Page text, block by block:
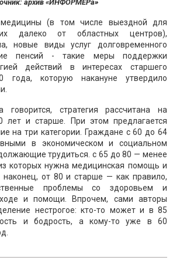
архив «ИНФОРМЕРа»
медицины (в том числе выездной для
далеко от областных центров),
новые виды услуг долговременного
пенсий - такие меры поддержки
действий в интересах старшего
года, которую накануне утвердило
говорится, стратегия рассчитана на
и старше. При этом предлагается
на три категории. Граждане с 60 до 64
в экономическом и социальном
трудиться. с 65 до 80 — менее
которых нужна медицинская помощь и
наконец, от 80 и старше — как правило,
проблемы со здоровьем и
и помощи. Впрочем, сами авторы
нестрогое: кто-то может и в 85
и бодрость, а кому-то уже в 60